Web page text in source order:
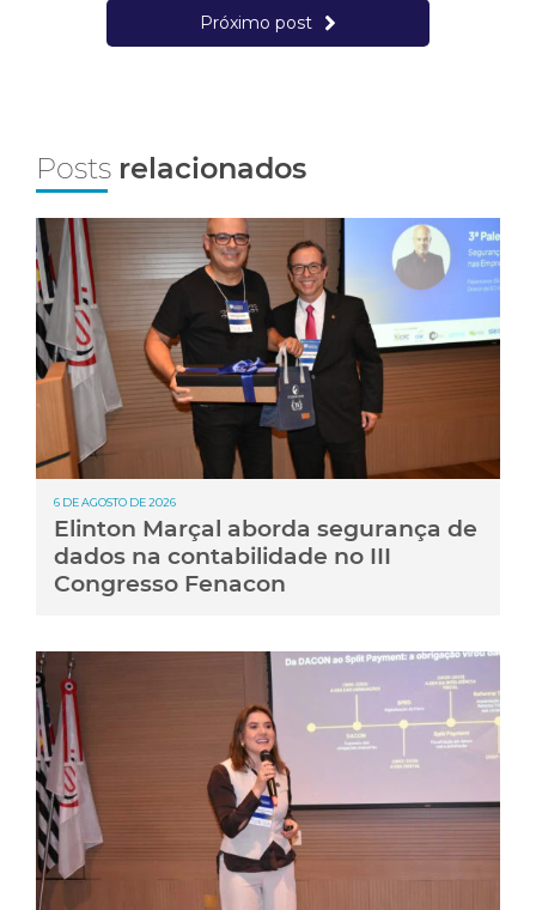
Próximo post
Posts relacionados
6 DE AGOSTO DE 2026
Elinton Marçal aborda segurança de
dados na contabilidade no III
Congresso Fenacon